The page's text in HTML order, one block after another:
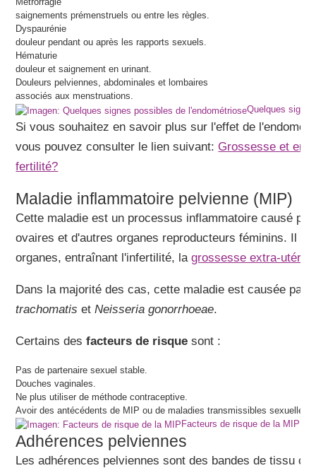
saignements prémenstruels ou entre les règles.
Dyspaurénie
douleur pendant ou après les rapports sexuels.
Hématurie
douleur et saignement en urinant.
Douleurs pelviennes, abdominales et lombaires
associés aux menstruations.
Quelques
Si vous souhaitez en savoir plus sur l'effet de
vous pouvez consulter le lien suivant: Grossesse et
fertilité?
Maladie inflammatoire pelvienne (MIP)
Cette maladie est un processus inflammatoire causé
ovaires et d'autres organes reproducteurs féminins. Il
organes, entraînant l'infertilité, lagrossesse extra-
Dans la majorité des cas, cette maladie est causée par
trachomatis etNeisseria gonorrhoeae.
Certains desfacteurs de risque sont :
Pas de partenaire sexuel stable.
Douches vaginales.
Ne plus utiliser de méthode contraceptive.
Avoir des antécédents de MIP ou de maladies transmissibles
Facteurs de risque de la MIP
Adhérences pelviennes
Les adhérences pelviennes sont des bandes de tissu